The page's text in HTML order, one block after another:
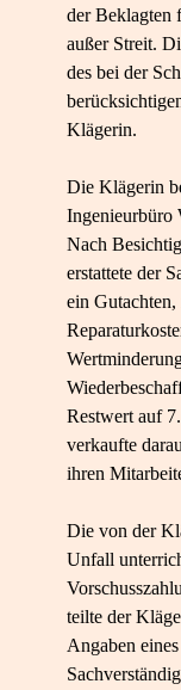
der Beklagten
außer Streit.
des bei der
Klägerin.
Die Klägerin
Ingenieurbüro
Nach
erstattete der
ein
Restwert auf
verkaufte
ihren
Die von der
Unfall
teilte der
Angaben